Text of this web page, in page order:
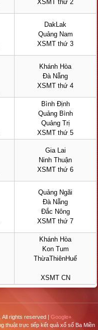
XSMT thứ 2
DakLak
Quảng Nam
XSMT thứ 3
Khánh Hòa
Đà Nẵng
XSMT thứ 4
Bình Định
Quảng Bình
Quảng Trị
XSMT thứ 5
Gia Lai
Ninh Thuận
XSMT thứ 6
Quảng Ngãi
Đà Nẵng
Đắc Nông
XSMT thứ 7
Khánh Hòa
Kon Tum
ThừaThiênHuế
XSMT CN
rights reserved | Google+
thuật trực tiếp kết quả xổ số Ba Miền